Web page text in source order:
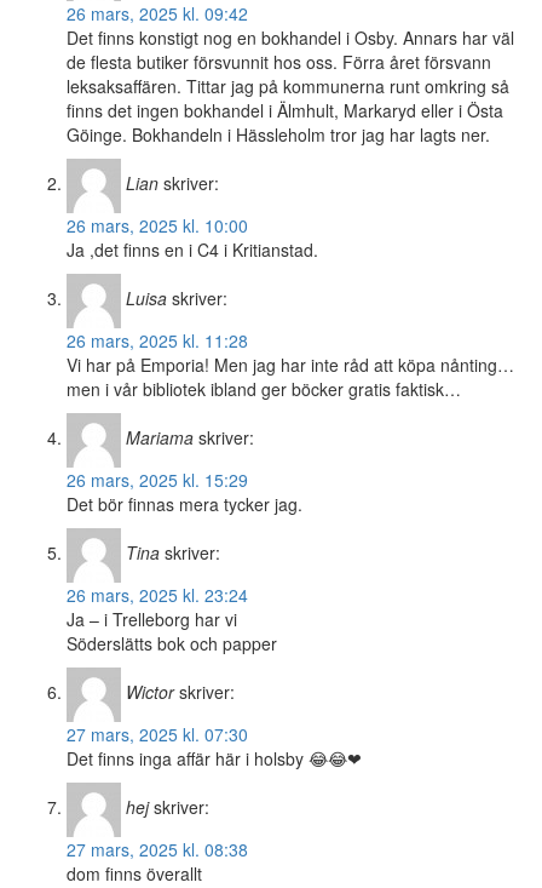
26 mars, 2025 kl. 09:42
Det finns konstigt nog en bokhandel i Osby. Annars har väl
de flesta butiker försvunnit hos oss. Förra året försvann
leksaksaffären. Tittar jag på kommunerna runt omkring så
finns det ingen bokhandel i Älmhult, Markaryd eller i Östa
Göinge. Bokhandeln i Hässleholm tror jag har lagts ner.
Lian skriver:
26 mars, 2025 kl. 10:00
Ja ,det finns en i C4 i Kritianstad.
Luisa skriver:
26 mars, 2025 kl. 11:28
Vi har på Emporia! Men jag har inte råd att köpa nånting…
men i vår bibliotek ibland ger böcker gratis faktisk…
Mariama skriver:
26 mars, 2025 kl. 15:29
Det bör finnas mera tycker jag.
Tina skriver:
26 mars, 2025 kl. 23:24
Ja – i Trelleborg har vi
Söderslätts bok och papper
Wictor skriver:
27 mars, 2025 kl. 07:30
Det finns inga affär här i holsby 😂😂❤
hej skriver:
27 mars, 2025 kl. 08:38
dom finns överallt